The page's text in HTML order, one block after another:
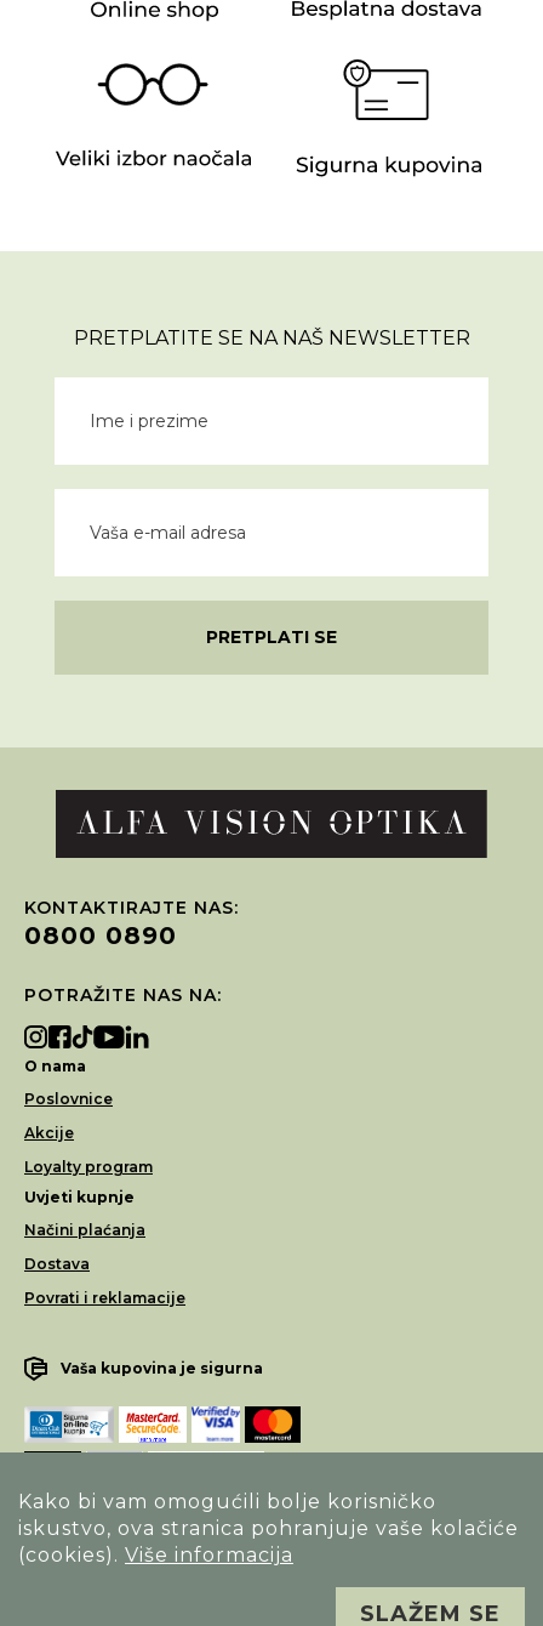
Kako bi vam omogućili bolje korisničko
iskustvo, ova stranica pohranjuje vaše kolačiće
(cookies). Više informacija
SLAŽEM SE
PRETPLATITE SE NA NAŠ NEWSLETTER
PRETPLATI SE
KONTAKTIRAJTE NAS:
0800 0890
POTRAŽITE NAS NA:
O nama
Poslovnice
Akcije
Loyalty program
Uvjeti kupnje
Načini plaćanja
Dostava
Povrati i reklamacije
Vaša kupovina je sigurna
Opći uvjeti poslovanja
Sva prava pridržana. Alfa Vision optika ©